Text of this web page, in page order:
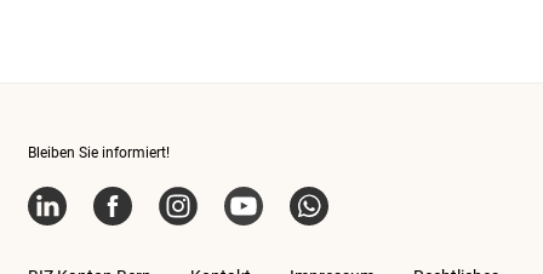
Bleiben Sie informiert!
LinkedInFacebookInstagramYouTubeWhatsApp